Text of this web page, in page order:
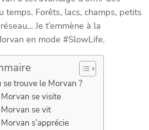
temps. Forêts, lacs, champs, petits
Je t’emmène à la
en mode #SlowLife.
se trouve le Morvan ?
Morvan se visite
Morvan se vit
s’apprécie